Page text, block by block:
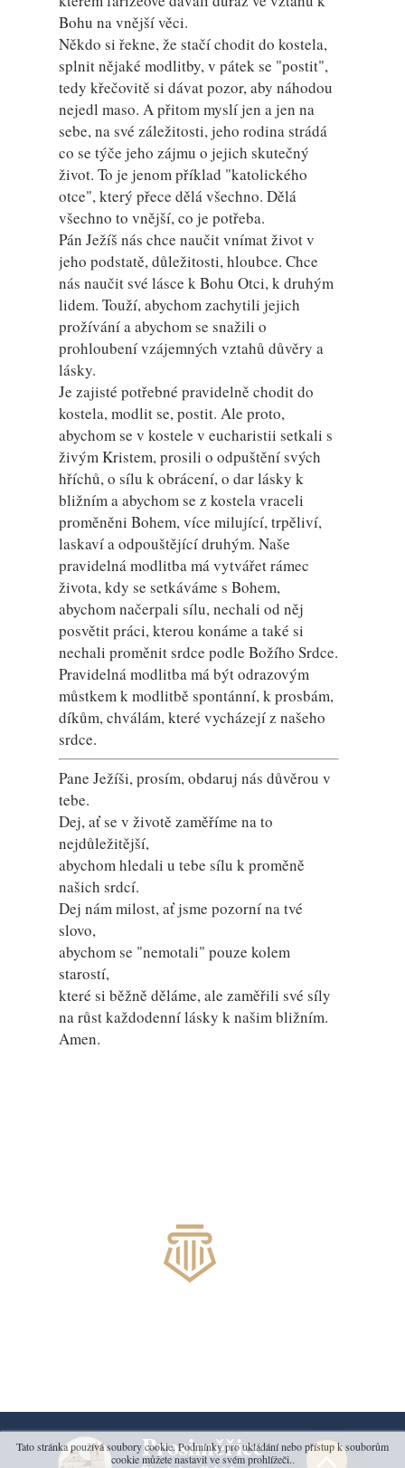
Bohu na vnější věci.
Někdo si řekne, že stačí chodit do kostela,
splnit nějaké modlitby, v pátek se "postit",
tedy křečovitě si dávat pozor, aby náhodou
nejedl maso. A přitom myslí jen a jen na
sebe, na své záležitosti, jeho rodina strádá
co se týče jeho zájmu o jejich skutečný
život. To je jenom příklad "katolického
otce", který přece dělá všechno. Dělá
všechno to vnější, co je potřeba.
Pán Ježíš nás chce naučit vnímat život v
jeho podstatě, důležitosti, hloubce. Chce
nás naučit své lásce k Bohu Otci, k druhým
lidem. Touží, abychom zachytili jejich
prožívání a abychom se snažili o
prohloubení vzájemných vztahů důvěry a
lásky.
Je zajisté potřebné pravidelně chodit do
kostela, modlit se, postit. Ale proto,
abychom se v kostele v eucharistii setkali s
živým Kristem, prosili o odpuštění svých
hříchů, o sílu k obrácení, o dar lásky k
bližním a abychom se z kostela vraceli
proměněni Bohem, více milující, trpěliví,
laskaví a odpouštějící druhým. Naše
pravidelná modlitba má vytvářet rámec
života, kdy se setkáváme s Bohem,
abychom načerpali sílu, nechali od něj
posvětit práci, kterou konáme a také si
nechali proměnit srdce podle Božího Srdce.
Pravidelná modlitba má být odrazovým
můstkem k modlitbě spontánní, k prosbám,
díkům, chválám, které vycházejí z našeho
srdce.
Pane Ježíši, prosím, obdaruj nás důvěrou v
tebe.
Dej, ať se v životě zaměříme na to
nejdůležitější,
abychom hledali u tebe sílu k proměně
našich srdcí.
Dej nám milost, ať jsme pozorní na tvé
slovo,
abychom se "nemotali" pouze kolem
starostí,
které si běžně děláme, ale zaměřili své síly
na růst každodenní lásky k našim bližním.
Amen.
Prosiměřice
Tato stránka používá soubory cookie. Podmínky pro ukládání nebo přístup k souborům
cookie můžete nastavit ve svém prohlížeči..